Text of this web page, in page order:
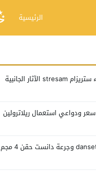
الرئيسية
دواعي استعمال دواء ستريزام stresam الآثار الجانبية
relatrolene 25 mg سعر ودواعي استعمال ريلاترولين
سعر danset ampoule 2ml وجرعة دانست حقن 4 مجم